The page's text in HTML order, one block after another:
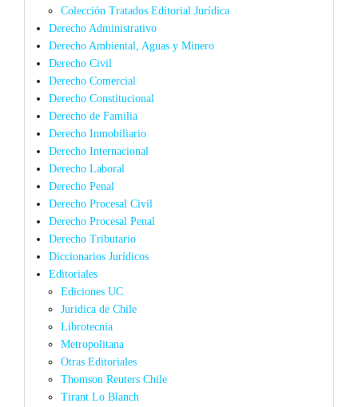
Colección Tratados Editorial Jurídica
Derecho Administrativo
Derecho Ambiental, Aguas y Minero
Derecho Civil
Derecho Comercial
Derecho Constitucional
Derecho de Familia
Derecho Inmobiliario
Derecho Internacional
Derecho Laboral
Derecho Penal
Derecho Procesal Civil
Derecho Procesal Penal
Derecho Tributario
Diccionarios Jurídicos
Editoriales
Ediciones UC
Juridica de Chile
Librotecnia
Metropolitana
Otras Editoriales
Thomson Reuters Chile
Tirant Lo Blanch